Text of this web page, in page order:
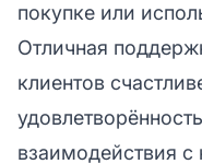
покупке или
Отличная
клиентов
взаимодействия с